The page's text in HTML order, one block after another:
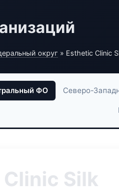
округ » Esthetic Clinic
ФО Северо-
Silk